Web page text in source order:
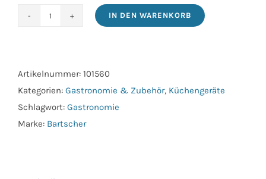
Menge
IN DEN WARENKORB
Artikelnummer: 101560
Kategorien: Gastronomie & Zubehör, Küchengeräte
Schlagwort: Gastronomie
Marke: Bartscher